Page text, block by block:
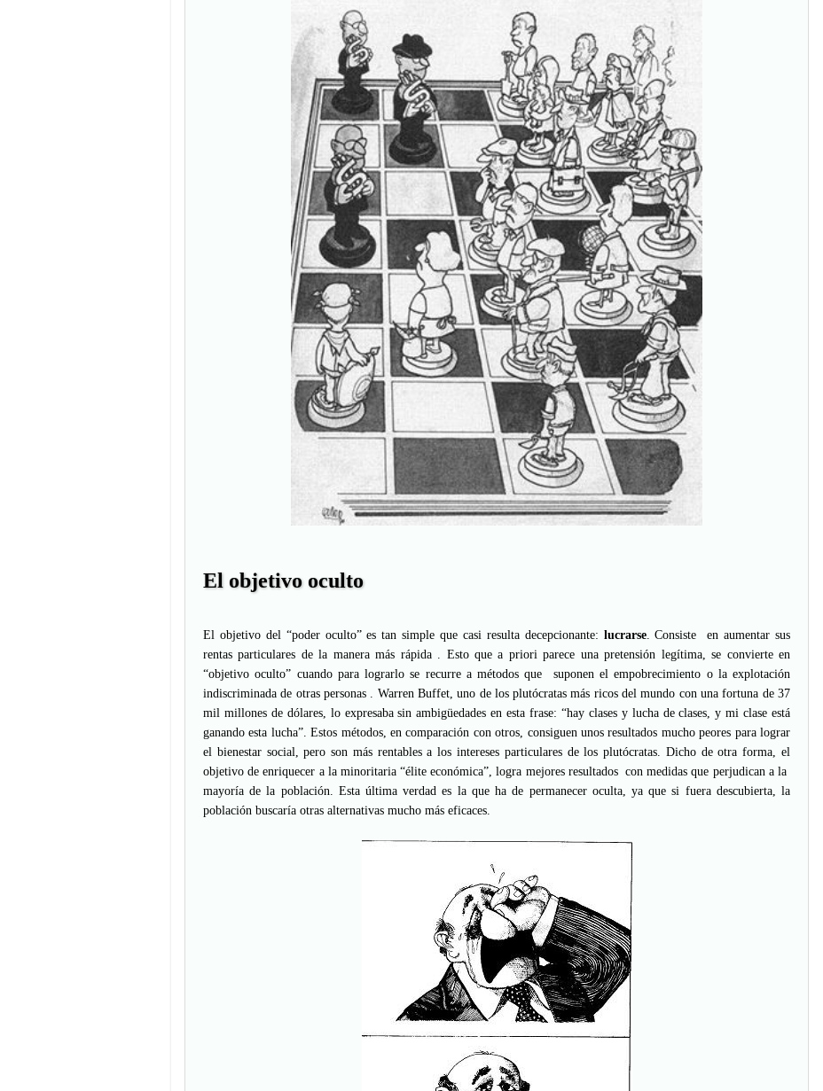
El objetivo oculto
El objetivo del “poder oculto” es tan simple que casi resulta decepcionante: lucrarse. Consiste en aumentar sus
rentas particulares de la manera más rápida . Esto que a priori parece una pretensión legítima, se convierte en
“objetivo oculto” cuando para lograrlo se recurre a métodos que suponen el empobrecimiento o la explotación
indiscriminada de otras personas . Warren Buffet, uno de los plutócratas más ricos del mundo con una fortuna de 37
mil millones de dólares, lo expresaba sin ambigüedades en esta frase: “hay clases y lucha de clases, y mi clase está
ganando esta lucha”. Estos métodos, en comparación con otros, consiguen unos resultados mucho peores para lograr
el bienestar social, pero son más rentables a los intereses particulares de los plutócratas. Dicho de otra forma, el
objetivo de enriquecer a la minoritaria “élite económica”, logra mejores resultados con medidas que perjudican a la
mayoría de la población. Esta última verdad es la que ha de permanecer oculta, ya que si fuera descubierta, la
población buscaría otras alternativas mucho más eficaces.